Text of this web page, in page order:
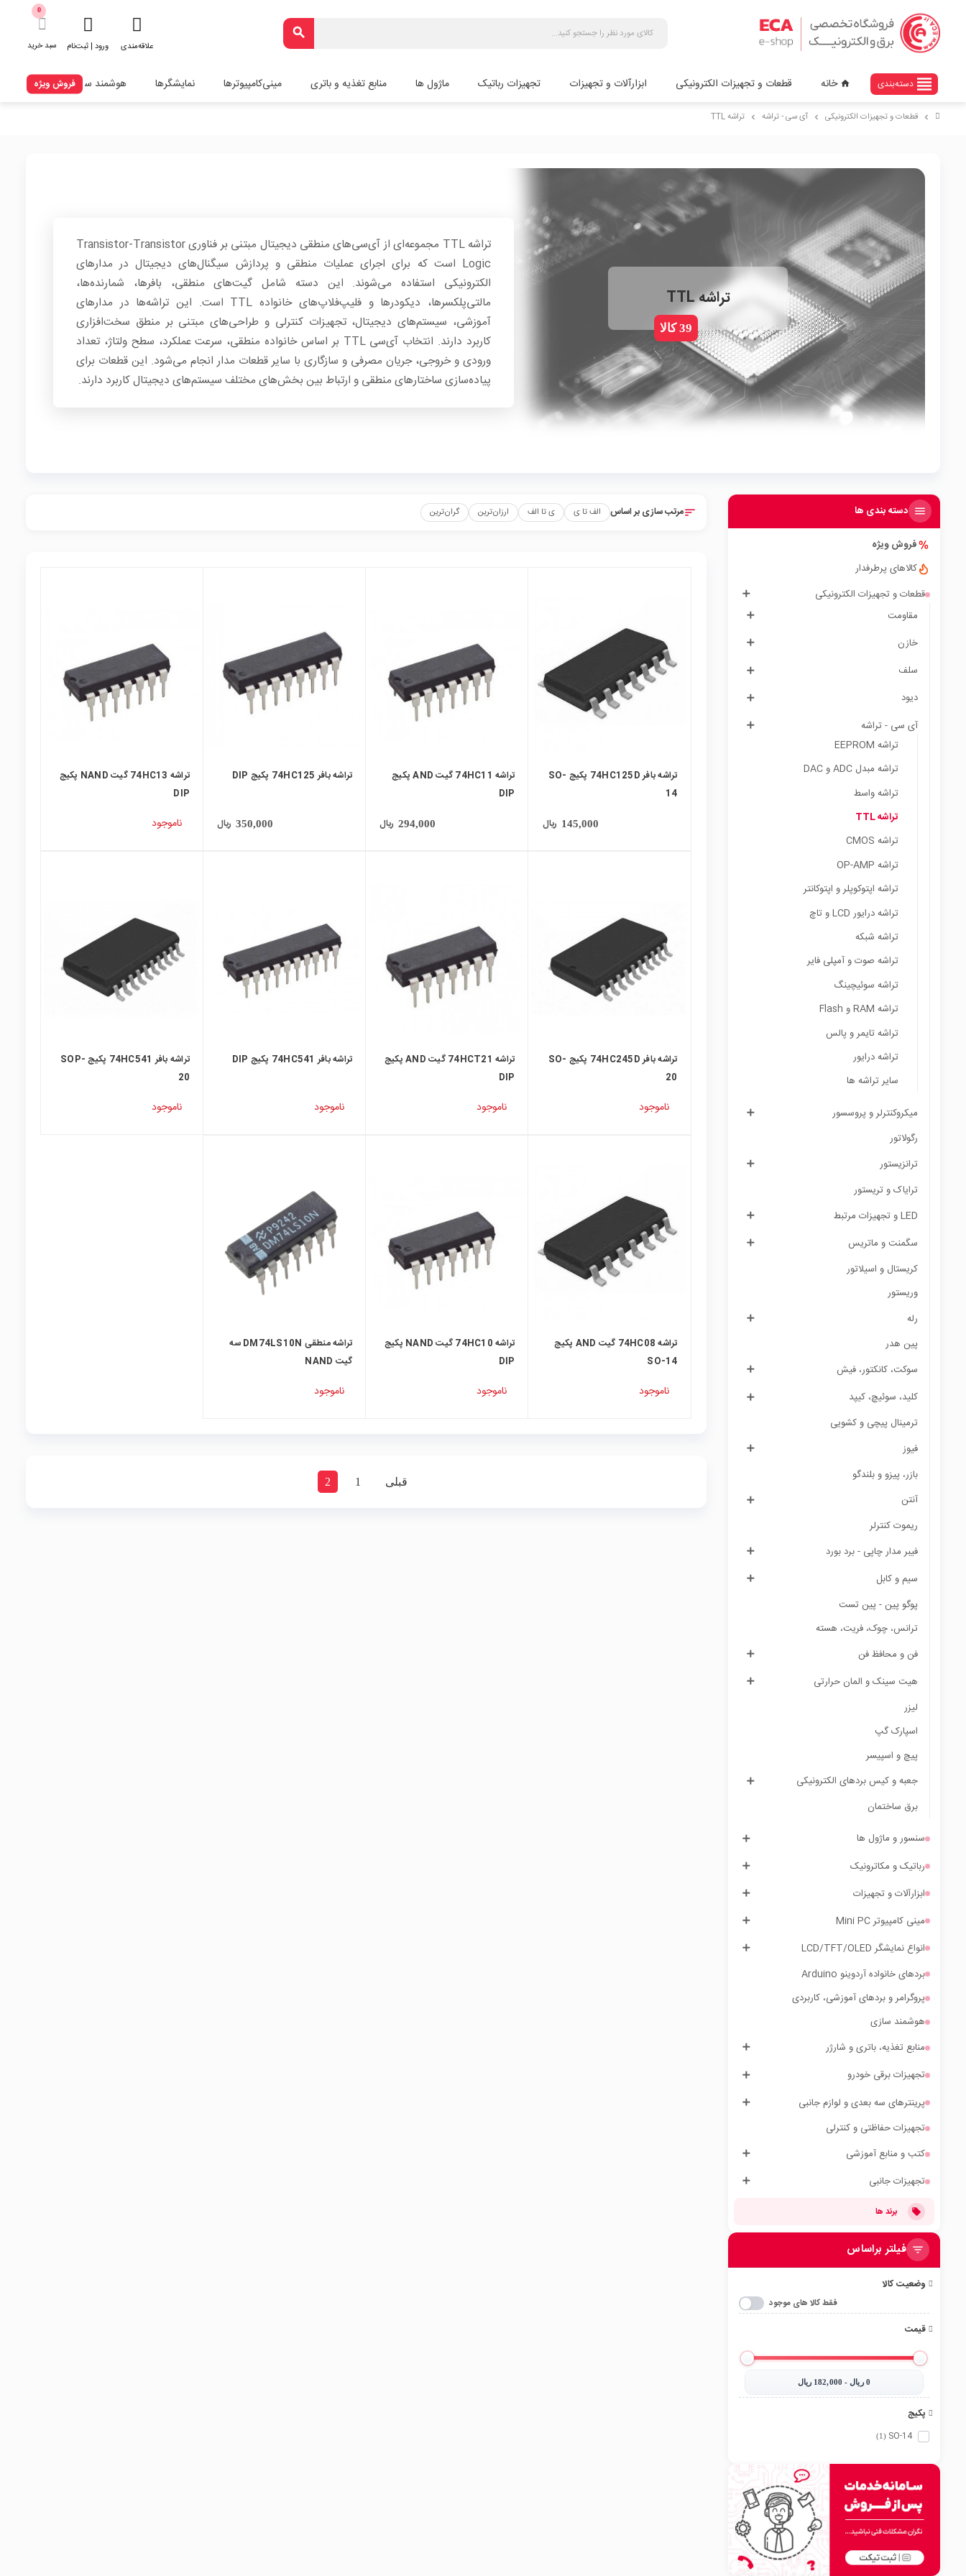
search
علاقه‌مندی ورود | ثبت‌نام
0
سبد خرید
view_headline دسته‌بندی home خانه قطعات و تجهیزات الکترونیکی ابزارآلات و تجهیزات تجهیزات رباتیک ماژول ها منابع تغذیه و باتری مینی‌کامپیوترها نمایشگرها هوشمند سازیفروش ویژه
chevron_right قطعات و تجهیزات الکترونیکی chevron_right آی سی - تراشه chevron_right تراشه TTL
تراشه TTL
39 کالا
تراشه TTL مجموعه‌ای از آی‌سی‌های منطقی دیجیتال مبتنی بر فناوری Transistor-Transistor
Logic است که برای اجرای عملیات منطقی و پردازش سیگنال‌های دیجیتال در مدارهای
الکترونیکی استفاده می‌شوند. این دسته شامل گیت‌های منطقی، بافرها، شمارنده‌ها،
مالتی‌پلکسرها، دیکودرها و فلیپ‌فلاپ‌های خانواده TTL است. این تراشه‌ها در مدارهای
آموزشی، سیستم‌های دیجیتال، تجهیزات کنترلی و طراحی‌های مبتنی بر منطق سخت‌افزاری
کاربرد دارند. انتخاب آی‌سی TTL بر اساس خانواده منطقی، سرعت عملکرد، سطح ولتاژ، تعداد
ورودی و خروجی، جریان مصرفی و سازگاری با سایر قطعات مدار انجام می‌شود. این قطعات برای
پیاده‌سازی ساختارهای منطقی و ارتباط بین بخش‌های مختلف سیستم‌های دیجیتال کاربرد دارند.
دسته بندی ها
فروش ویژه
کالاهای پرطرفدار
قطعات و تجهیزات الکترونیکی
مقاومت
خازن
سلف
دیود
آی سی - تراشه
تراشه EEPROM
تراشه مبدل ADC و DAC
تراشه واسط
تراشه TTL
تراشه CMOS
تراشه OP-AMP
تراشه اپتوکوپلر و اپتوکانتر
تراشه درایور LCD و تاچ
تراشه شبکه
تراشه صوت و آمپلی فایر
تراشه سوئیچینگ
تراشه RAM و Flash
تراشه تایمر و پالس
تراشه درایور
سایر تراشه ها
میکروکنترلر و پروسسور
رگولاتور
ترانزیستور
ترایاک و تریستور
LED و تجهیزات مرتبط
سگمنت و ماتریس
کریستال و اسیلاتور
وریستور
رله
پین هدر
سوكت، کانکتور، فیش
کلید، سوئیچ، کیپد
ترمینال پیچی و کشویی
فیوز
بازر، پیزو و بلندگو
آنتن
ریموت کنترلر
فیبر مدار چاپی - برد بورد
سیم و کابل
پوگو پین - پین تست
ترانس، چوک، فریت، هسته
فن و محافظ فن
هیت سینک و المان حرارتی
لیزر
اسپارک گپ
پیچ و اسپیسر
جعبه و کیس بردهای الکترونیکی
برق ساختمان
سنسور و ماژول ها
رباتیک و مکاترونیک
ابزارآلات و تجهیزات
مینی کامپیوتر Mini PC
انواع نمایشگر LCD/TFT/OLED
بردهای خانواده آردوینو Arduino
پروگرامر و بردهای آموزشی، کاربردی
هوشمند سازی
منابع تغذیه، باتری و شارژر
تجهیزات برقی خودرو
پرینترهای سه بعدی و لوازم جانبی
تجهیزات حفاظتی و کنترلی
کتب و منابع آموزشی
تجهیزات جانبی
برند ها
فیلتر براساس
وضعیت کالا
فقط کالا های موجود
قیمت
0‎ ریال - 182,000‎ ریال
پکیج
SO-14
(1)
sortمرتب سازی بر اساس الف تا ی ی تا الف ارزان‌ترین گران‌ترین
تراشه بافر 74HC125D پکیج SO-
14
145,000 ریال
تراشه 74HC11 گیت AND پکیج
DIP
294,000 ریال
تراشه بافر 74HC125 پکیج DIP
350,000 ریال
تراشه 74HC13 گیت NAND پکیج
DIP
ناموجود
تراشه بافر 74HC245D پکیج SO-
20
ناموجود
تراشه 74HCT21 گیت AND پکیج
DIP
ناموجود
تراشه بافر 74HC541 پکیج DIP
ناموجود
تراشه بافر 74HC541 پکیج SOP-
20
ناموجود
تراشه 74HC08 گیت AND پکیج
SO-14
ناموجود
تراشه 74HC10 گیت NAND پکیج
DIP
ناموجود
تراشه منطقی DM74LS10N سه
گیت NAND
ناموجود
قبلی 1
2